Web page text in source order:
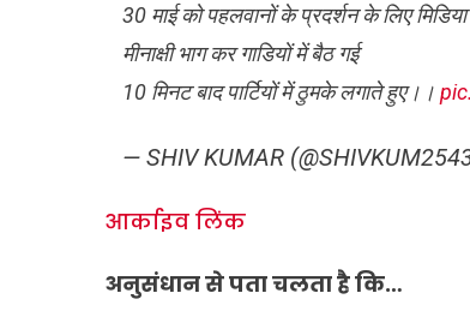
30 माई को पहलवानों के प्रदर्शन के लिए
मीनाक्षी भाग कर गाडियों में बैठ गई
10 मिनट बाद पार्टियों में ठुमके लगाते हुए।।
— SHIV KUMAR
आर्काइव लिंक
अनुसंधान से पता चलता है कि…